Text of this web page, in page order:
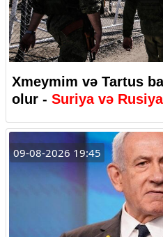
Xmeymim və Tartus
olur - Suriya və Rusiya
09-08-2026 19:45